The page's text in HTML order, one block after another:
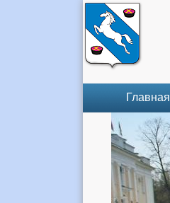
Главная